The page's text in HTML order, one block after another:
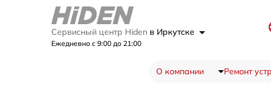
Сервисный центр Hiden в Иркутске
Ежедневно с 9:00 до 21:00
О компании Ремонт